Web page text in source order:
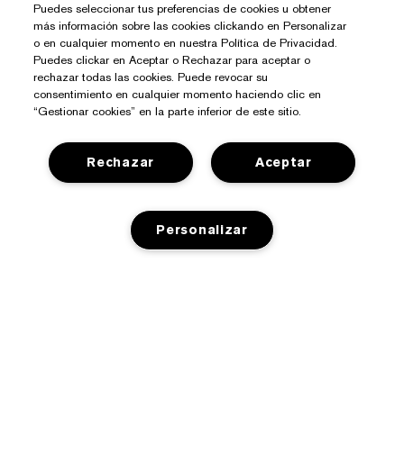
¿Necesitas Ayuda?
Contactar Fabricante
Sobre Estée Lauder
Puedes seleccionar tus preferencias de cookies u obtener
más información sobre las cookies clickando en Personalizar
o en cualquier momento en nuestra Política de Privacidad.
Puedes clickar en Aceptar o Rechazar para aceptar o
rechazar todas las cookies. Puede revocar su
consentimiento en cualquier momento haciendo clic en
“Gestionar cookies” en la parte inferior de este sitio.
Aceptar
Rechazar
Personalizar